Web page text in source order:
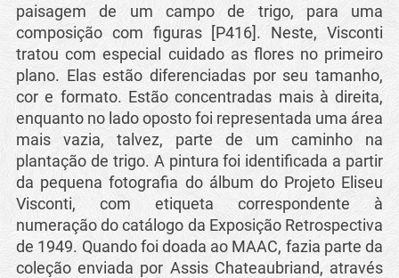
paisagem de um campo de trigo, para uma
composição com ﬁguras [P416]. Neste, Visconti
tratou com especial cuidado as ﬂores no primeiro
plano. Elas estão diferenciadas por seu tamanho,
cor e formato. Estão concentradas mais à direita,
enquanto no lado oposto foi representada uma área
mais vazia, talvez, parte de um caminho na
plantação de trigo. A pintura foi identiﬁcada a partir
da pequena fotograﬁa do álbum do Projeto Eliseu
Visconti, com etiqueta correspondente à
numeração do catálogo da Exposição Retrospectiva
de 1949. Quando foi doada ao MAAC, fazia parte da
coleção enviada por Assis Chateaubriand, através